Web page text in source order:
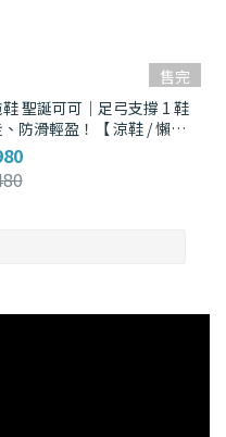
售完
聖誕可可｜足弓支撐 1 鞋
防滑輕盈！【 涼鞋 / 懶人
鞋 】